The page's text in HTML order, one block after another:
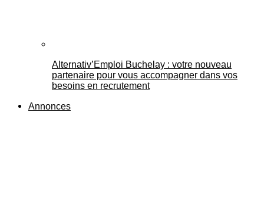
Alternativ’Emploi Buchelay : votre nouveau
partenaire pour vous accompagner dans vos
besoins en recrutement
Annonces